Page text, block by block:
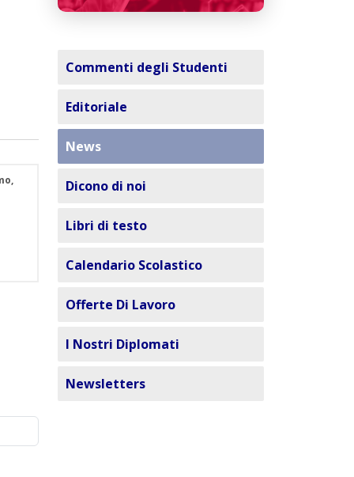
Commenti degli Studenti
Editoriale
News
Dicono di noi
Libri di testo
Calendario Scolastico
Offerte Di Lavoro
I Nostri Diplomati
Newsletters